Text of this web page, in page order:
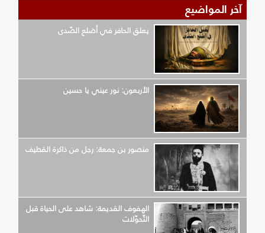
آخر المواضيع
يعلق الحافر في أضلع الصّدى
الأربعون: نور عيني يا حسين
منصور بن جمعة: رجل من ذاكرة القطيف
الهفوف القديمة: شاهد على الحياة قبل
التّحوّلات